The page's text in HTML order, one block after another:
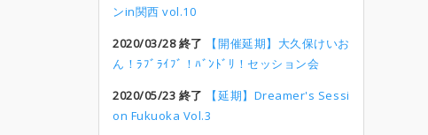
ンin関西 vol.10
2020/03/28 終了
【開催延期】大久保けいお
ん！ﾗﾌﾞﾗｲﾌﾞ！ﾊﾞﾝﾄﾞﾘ！セッション会
2020/05/23 終了
【延期】Dreamer's Sessi
on Fukuoka Vol.3